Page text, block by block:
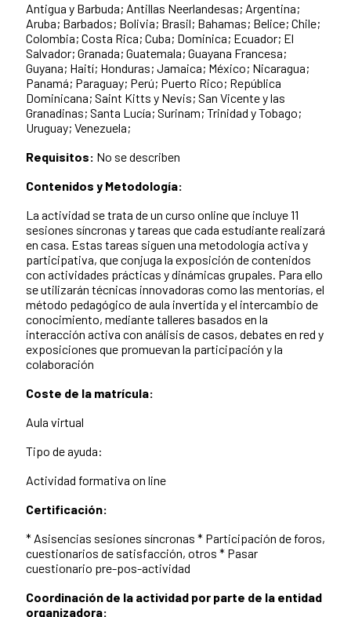
Antigua y Barbuda; Antillas Neerlandesas; Argentina;
Aruba; Barbados; Bolivia; Brasil; Bahamas; Belice; Chile;
Colombia; Costa Rica; Cuba; Dominica; Ecuador; El
Salvador; Granada; Guatemala; Guayana Francesa;
Guyana; Haití; Honduras; Jamaica; México; Nicaragua;
Panamá; Paraguay; Perú; Puerto Rico; República
Dominicana; Saint Kitts y Nevis; San Vicente y las
Granadinas; Santa Lucía; Surinam; Trinidad y Tobago;
Uruguay; Venezuela;
Requisitos: No se describen
Contenidos y Metodología:
La actividad se trata de un curso online que incluye 11
sesiones síncronas y tareas que cada estudiante realizará
en casa. Estas tareas siguen una metodología activa y
participativa, que conjuga la exposición de contenidos
con actividades prácticas y dinámicas grupales. Para ello
se utilizarán técnicas innovadoras como las mentorías, el
método pedagógico de aula invertida y el intercambio de
conocimiento, mediante talleres basados en la
interacción activa con análisis de casos, debates en red y
exposiciones que promuevan la participación y la
colaboración
Coste de la matrícula:
Aula virtual
Tipo de ayuda:
Actividad formativa on line
Certificación:
* Asisencias sesiones síncronas * Participación de foros,
cuestionarios de satisfacción, otros * Pasar
cuestionario pre-pos-actividad
Coordinación de la actividad por parte de la entidad
organizadora: